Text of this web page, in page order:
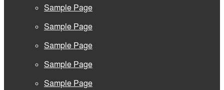
Sample Page
Sample Page
Sample Page
Sample Page
Sample Page